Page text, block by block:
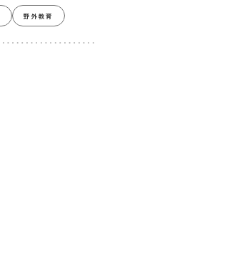
野外教育